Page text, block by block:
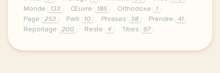
Monde
133 Œuvre 186 Orthodoxe
1
Page
253 Parti 10 Phrases 38 Prendre
41
Reportage
200 Reste 4 Titres 67
le respect de votre vie privee est une priorite